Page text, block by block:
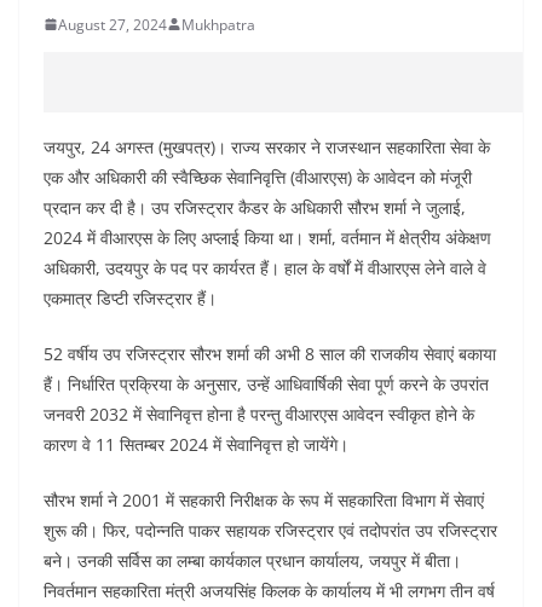
August 27, 2024 Mukhpatra
जयपुर, 24 अगस्त (मुखपत्र)। राज्य सरकार ने राजस्थान सहकारिता सेवा के
एक और अधिकारी की स्वैच्छिक सेवानिवृत्ति (वीआरएस) के आवेदन को मंजूरी
प्रदान कर दी है। उप रजिस्ट्रार कैडर के अधिकारी सौरभ शर्मा ने जुलाई,
2024 में वीआरएस के लिए अप्लाई किया था। शर्मा, वर्तमान में क्षेत्रीय अंकेक्षण
अधिकारी, उदयपुर के पद पर कार्यरत हैं। हाल के वर्षों में वीआरएस लेने वाले वे
एकमात्र डिप्टी रजिस्ट्रार हैं।
52 वर्षीय उप रजिस्ट्रार सौरभ शर्मा की अभी 8 साल की राजकीय सेवाएं बकाया
हैं। निर्धारित प्रक्रिया के अनुसार, उन्हें आधिवार्षिकी सेवा पूर्ण करने के उपरांत
जनवरी 2032 में सेवानिवृत्त होना है परन्तु वीआरएस आवेदन स्वीकृत होने के
कारण वे 11 सितम्बर 2024 में सेवानिवृत्त हो जायेंगे।
सौरभ शर्मा ने 2001 में सहकारी निरीक्षक के रूप में सहकारिता विभाग में सेवाएं
शुरू की। फिर, पदोन्नति पाकर सहायक रजिस्ट्रार एवं तदोपरांत उप रजिस्ट्रार
बने। उनकी सर्विस का लम्बा कार्यकाल प्रधान कार्यालय, जयपुर में बीता।
निवर्तमान सहकारिता मंत्री अजयसिंह किलक के कार्यालय में भी लगभग तीन वर्ष